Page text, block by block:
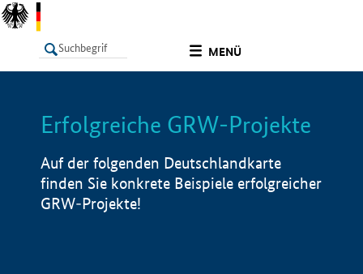
MENÜ
LISTE Info
Erfolgreiche GRW-Projekte
Auf der folgenden Deutschlandkarte
finden Sie konkrete Beispiele erfolgreicher
GRW-Projekte!